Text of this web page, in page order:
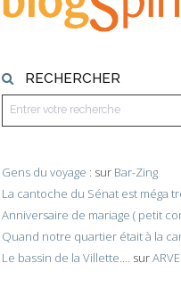
RECHERCHER
Gens du voyage : sur Bar-Zing
La cantoche du Sénat est méga
Anniversaire de mariage ( petit
Quand notre quartier était à la
Le bassin de la Villette.... sur